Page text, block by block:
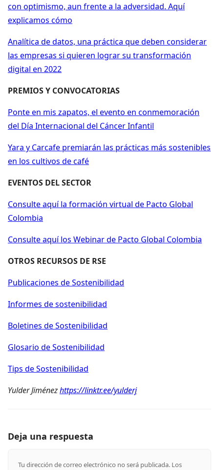
con optimismo, aun frente a la adversidad. Aquí
explicamos cómo
Analítica de datos, una práctica que deben considerar
las empresas si quieren lograr su transformación
digital en 2022
PREMIOS Y CONVOCATORIAS
Ponte en mis zapatos, el evento en conmemoración
del Día Internacional del Cáncer Infantil
Yara y Carcafe premiarán las prácticas más sostenibles
en los cultivos de café
EVENTOS DEL SECTOR
Consulte aquí la formación virtual de Pacto Global
Colombia
Consulte aquí los Webinar de Pacto Global Colombia
OTROS RECURSOS DE RSE
Publicaciones de Sostenibilidad
Informes de sostenibilidad
Boletines de Sostenibilidad
Glosario de Sostenibilidad
Tips de Sostenibilidad
Yulder Jiménezhttps://linktr.ee/yulderj
Deja una respuesta
Tu dirección de correo electrónico no será publicada. Los